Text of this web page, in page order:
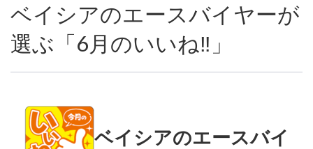
ベイシアのエースバイヤーが
選ぶ「6月のいいね‼」
ベイシアのエースバイ